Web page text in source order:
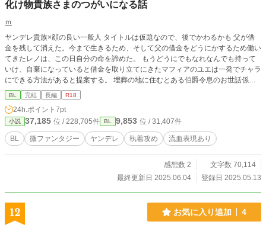
無理矢理、一部グロテスク表現を含みます。 ◇◇◇ この物語
また法律・法令に反する行為を容認・推奨するものではあり
ません。 ◇◇◇ 暴力団の事は詳しく知りません。 想像をか
なり織り交ぜて書いています。 実際にあった事件、凶悪犯
罪、未解決事件等をヒントにした部分を含んでおります。 犯
罪事件名及び内容には多少のフェイクを混ぜています。実際
のものとは異なります。
化け物貴族さまのつがいになる話
ｍ
ヤンデレ貴族×顔の良い一般人 タイトルは仮題なので、後でかわるかも 父が借
金を残して消えた。今まで生きるため、そして父の借金をどうにかするため働い
てきたレノは、この日自分の命を諦めた。 もうどうにでもなれなんでも持って
いけ、自棄になっていると借金を取り立てにきたマフィアのユエは一発でチャラ
にできる方法があると提案する。 埋葬の地に住むとある伯爵令息のお世話係。
簡単そうな仕事だが、借金を帳消しにすることができるということは、危険が伴
う現場だと予想できた。 それでも行くことにしたのは、拒否をしようがしまい
が殺されると判断したからだ。 そうして、件の令息の元へ向かったレノは、古
びた館にたどり着く。そこに住んでいたのは、だらしない恰好の青年だった。
暴力描写、若干のホラー要素を含みます。中編か短編で終わらせたい。
BL 完結 長編 R18
24h.ポイント 7pt
小説 37,185 位 / 228,705件 BL 9,853 位 / 31,407件
BL 微ファンタジー ヤンデレ 執着攻め 流血表現あり
感想数 2
文字数 70,114
最終更新日 2025.06.04
登録日 2025.05.13
12 お気に入り追加 4